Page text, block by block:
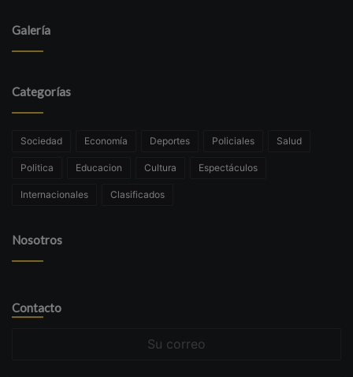
Galería
Categorías
Sociedad Economía Deportes Policiales Salud
Politica Educacion Cultura Espectáculos
Internacionales Clasificados
Nosotros
Contacto